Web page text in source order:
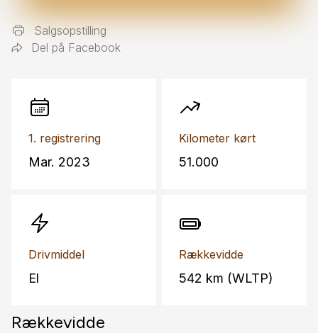
Salgsopstilling
Del på Facebook
1. registrering
Mar. 2023
Kilometer kørt
51.000
Drivmiddel
El
Rækkevidde
542 km (WLTP)
Rækkevidde